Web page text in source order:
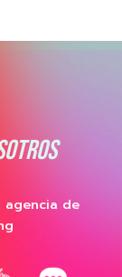
agencia de